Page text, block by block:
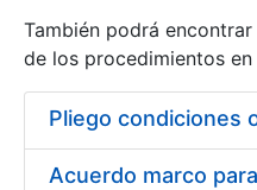
También podrá
de los procedimientos en